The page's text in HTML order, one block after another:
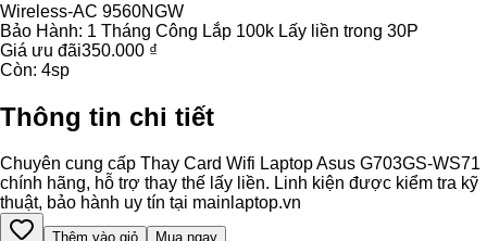
Wireless-AC 9560NGW
Bảo Hành: 1 Tháng Công Lắp 100k Lấy liền trong 30P
Giá ưu đãi350.000 ₫
Còn: 4sp
Thông tin chi tiết
Chuyên cung cấp Thay Card Wifi Laptop Asus G703GS-WS71
chính hãng, hỗ trợ thay thế lấy liền. Linh kiện được kiểm tra kỹ
thuật, bảo hành uy tín tại mainlaptop.vn
Thêm vào giỏ Mua ngay